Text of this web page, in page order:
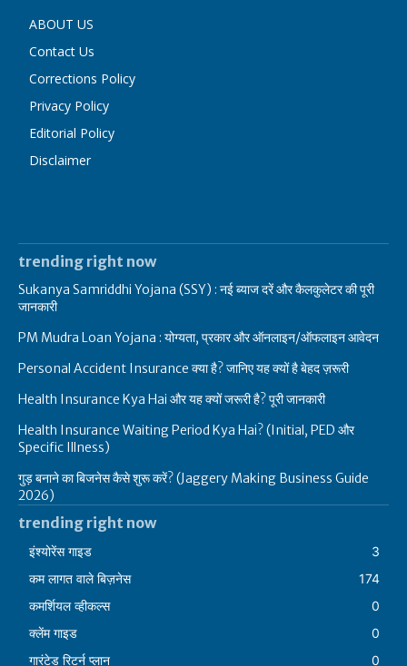
ABOUT US
Contact Us
Corrections Policy
Privacy Policy
Editorial Policy
Disclaimer
trending right now
Sukanya Samriddhi Yojana (SSY) : नई ब्याज दरें और कैलकुलेटर की पूरी
जानकारी
PM Mudra Loan Yojana : योग्यता, प्रकार और ऑनलाइन/ऑफलाइन आवेदन
Personal Accident Insurance क्या है? जानिए यह क्यों है बेहद ज़रूरी
Health Insurance Kya Hai और यह क्यों जरूरी है? पूरी जानकारी
Health Insurance Waiting Period Kya Hai? (Initial, PED और
Specific Illness)
गुड़ बनाने का बिजनेस कैसे शुरू करें? (Jaggery Making Business Guide
2026)
trending right now
इंश्योरेंस गाइड
3
कम लागत वाले बिज़नेस
174
कमर्शियल व्हीकल्स
0
क्लेंम गाइड
0
गारंटेड रिटर्न प्लान
0